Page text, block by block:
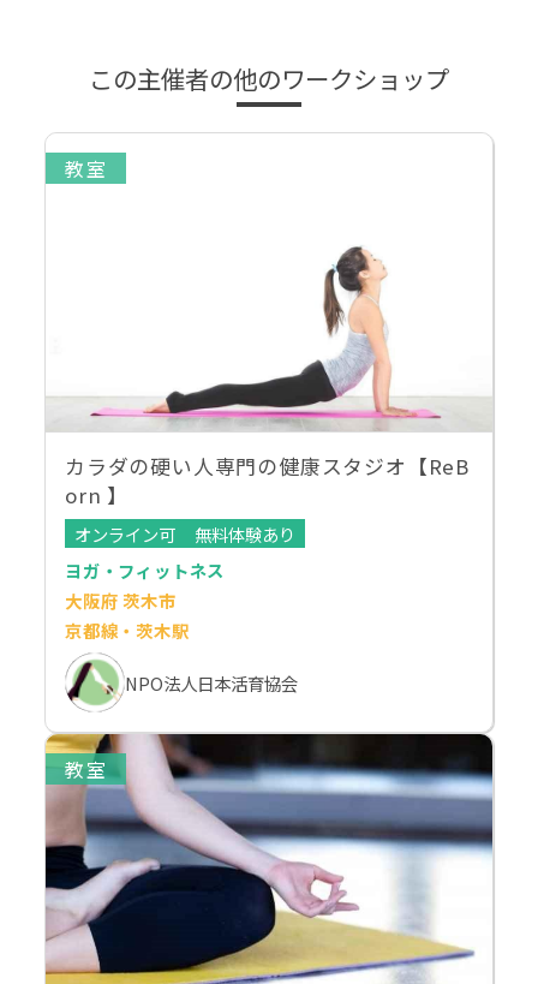
この主催者の他のワークショップ
教室
カラダの硬い人専門の健康スタジオ【ReB
orn 】
オンライン可
無料体験あり
ヨガ・フィットネス
大阪府 茨木市
京都線・茨木駅
NPO法人日本活育協会
教室